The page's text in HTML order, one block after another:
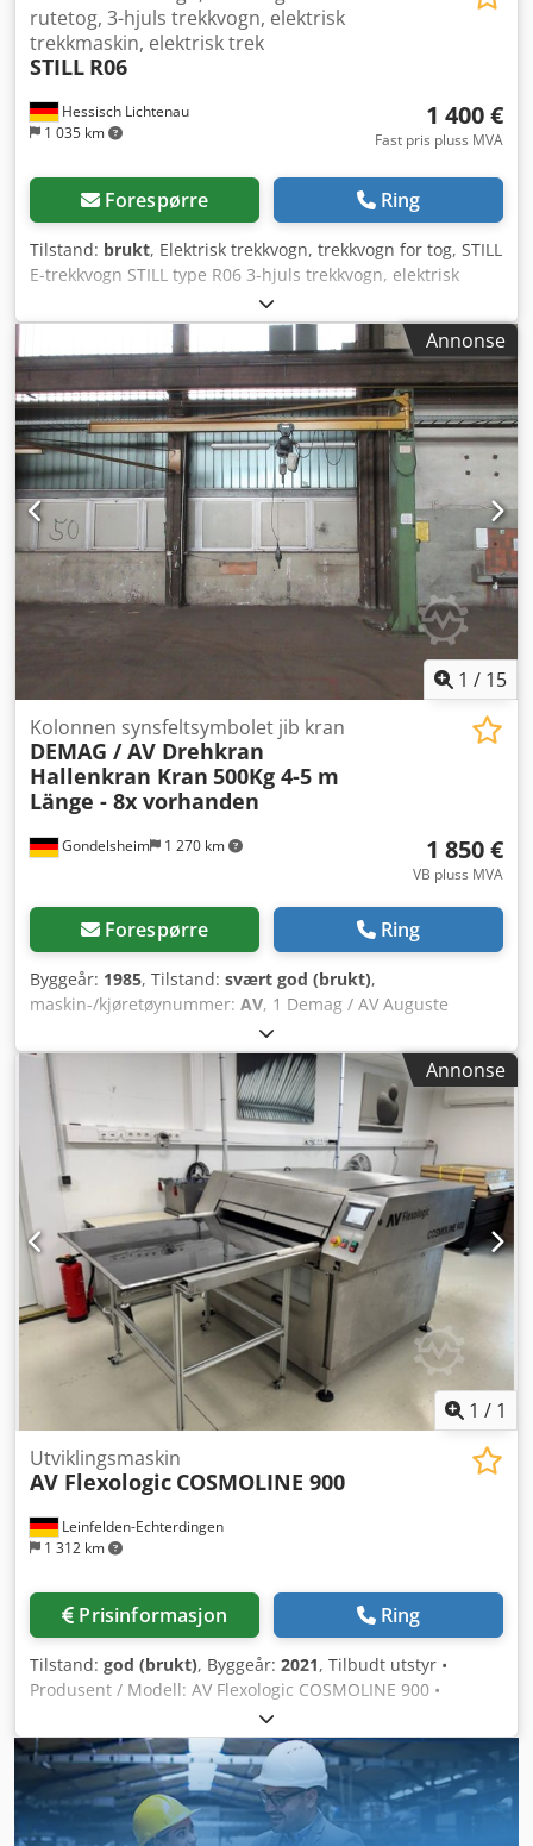
Hessisch Lichtenau
1 035 km
rutetog, 3-hjuls trekkvogn, elektrisk
trekkmaskin, elektrisk trek
STILL R06
1 400 €
Fast pris pluss MVA
Forespørre Ring
Tilstand: brukt, Elektrisk trekkvogn, trekkvogn for tog, STILL
E-trekkvogn STILL type R06 3-hjuls trekkvogn, elektrisk
trekkmaskin Fabrikasjonsnummer: W4X126A00120
Produksjonsår: 2010 Trekkevne: maks. 6000 kg Nyttelast:
150 kg Aksellast foran: 420 kg Aksellast bak: 600 kg
Driftseffekt: 3,2 kW / 60 min. Batterispenning: 24 volt - 3-
hjuls trekkvogn - uten tilhengerkobling, bæreskinne med Ø
14 mm boringer, hullavstand 65 / 75 x 120 mm - Lysutstyr -
24 volt stikkontakt bak - utstyrt med 4 brukte drivbatterier -
fungerer - men batterier i dårlig stand Cjdpsv Uramjfx
Acborf - 3-hjuls massive gummidekk 4.00-8 / (3.00)
Transportmål L x B x H: 1700 x 1000 x 1350 mm Egenvekt:
584 kg Batterivekt: 467 kg originalt batteri defekt 4x
drivbatterier montert provisorisk - vekt ca. 180 kg Totalvekt:
ca. 770 kg God stand
Annonse
1 / 15
Gondelsheim 1 270 km
Kolonnen synsfeltsymbolet jib kran
DEMAG / AV Drehkran
Hallenkran Kran 500Kg 4-5 m
Länge - 8x vorhanden
1 850 €
VB pluss MVA
Forespørre Ring
Byggeår: 1985, Tilstand: svært god (brukt),
maskin-/kjøretøynummer: AV, 1 Demag / AV Auguste
Victoria pillar slewing crane, 500 kg payload / lifting
capacity Approx. 10 units of this crane available. Outreach
4–5 m, 500 kg payload. Also available with 2 jibs!!!!! PLEASE
INQUIRE – Pictures available by email. Technical
specifications: - Maximum payload at full outreach: 500 kg
/ 0.5 t Crjdpfx Acjd Dfp Tsbsf - Overall height: 4.5 m -
Outreach: 4–5 m - Underside of jib: 3.7 m - Hook height: 3
m - Total weight approx. 1,400 kg Equipped with Demag
PK2/PK5 (1,000 kg) chain hoist, 500 V Year of manufacture
approx. 1980–1995 Complete with column, jib, chain hoist,
cable trolley, carriage, and small components Slewing
range approx. 270° Item location: 75053 Gondelsheim,
Germany The crane is fully dismantled and immediately
available See photos for details Shipping by freight carrier
or collection Please inquire about shipping costs based on
Annonse
1 / 1
Leinfelden-Echterdingen
1 312 km
Utviklingsmaskin
AV Flexologic COSMOLINE 900
Prisinformasjon Ring
Tilstand: god (brukt), Byggeår: 2021, Tilbudt utstyr •
Produsent / Modell: AV Flexologic COSMOLINE 900 •
Produksjonsår: 2021 • Serienummer: 051121-1059 •
Tilstand: Utmerket – maskinen var i aktiv bruk frem til
bedriften stengte og kan fortsatt inspiseres i drift. Hvorfor
velge COSMOLINE 900? COSMOLINE 900 er en inline vask-
og tørkeenhet for fotopolymerplater. Den er utviklet for å
forenkle og effektivisere plateprosessen, samtidig som den